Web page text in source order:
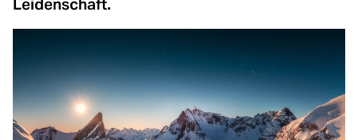
Video & Drohnen
Loading...
Stative & Gimbals
Loading...
Taschen
Leidenschaft.